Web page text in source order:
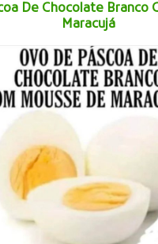
De Chocolate Branco
Maracujá